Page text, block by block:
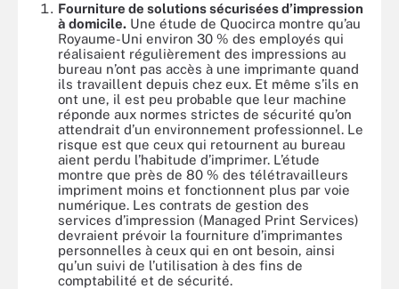
Fourniture de solutions sécurisées d’impression
à domicile. Une étude de Quocirca montre qu’au
Royaume-Uni environ 30 % des employés qui
réalisaient régulièrement des impressions au
bureau n’ont pas accès à une imprimante quand
ils travaillent depuis chez eux. Et même s’ils en
ont une, il est peu probable que leur machine
réponde aux normes strictes de sécurité qu’on
attendrait d’un environnement professionnel. Le
risque est que ceux qui retournent au bureau
aient perdu l’habitude d’imprimer. L’étude
montre que près de 80 % des télétravailleurs
impriment moins et fonctionnent plus par voie
numérique. Les contrats de gestion des
services d’impression (Managed Print Services)
devraient prévoir la fourniture d’imprimantes
personnelles à ceux qui en ont besoin, ainsi
qu’un suivi de l’utilisation à des fins de
comptabilité et de sécurité.